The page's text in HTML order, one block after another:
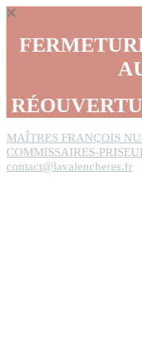
MAÎTRES FRANÇOIS
COMMISSAIRES-
contact@lavalencheres.fr
Panneau de gestion des